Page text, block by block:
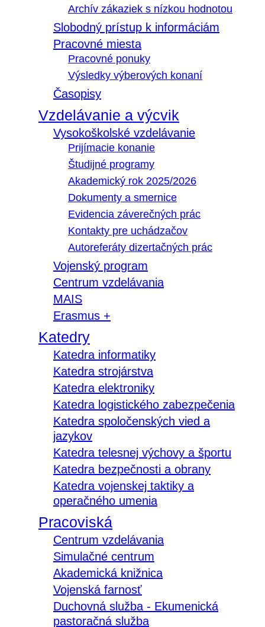
Archív zákaziek s nízkou hodnotou
Slobodný prístup k informáciám
Pracovné miesta
Pracovné ponuky
Výsledky výberových konaní
Časopisy
Vzdelávanie a výcvik
Vysokoškolské vzdelávanie
Prijímacie konanie
Študijné programy
Akademický rok 2025/2026
Dokumenty a smernice
Evidencia záverečných prác
Kontakty pre uchádzačov
Autoreferáty dizertačných prác
Vojenský program
Centrum vzdelávania
MAIS
Erasmus +
Katedry
Katedra informatiky
Katedra strojárstva
Katedra elektroniky
Katedra logistického zabezpečenia
Katedra spoločenských vied a
jazykov
Katedra telesnej výchovy a športu
Katedra bezpečnosti a obrany
Katedra vojenskej taktiky a
operačného umenia
Pracoviská
Centrum vzdelávania
Simulačné centrum
Akademická knižnica
Vojenská farnosť
Duchovná služba - Ekumenická
pastoračná služba